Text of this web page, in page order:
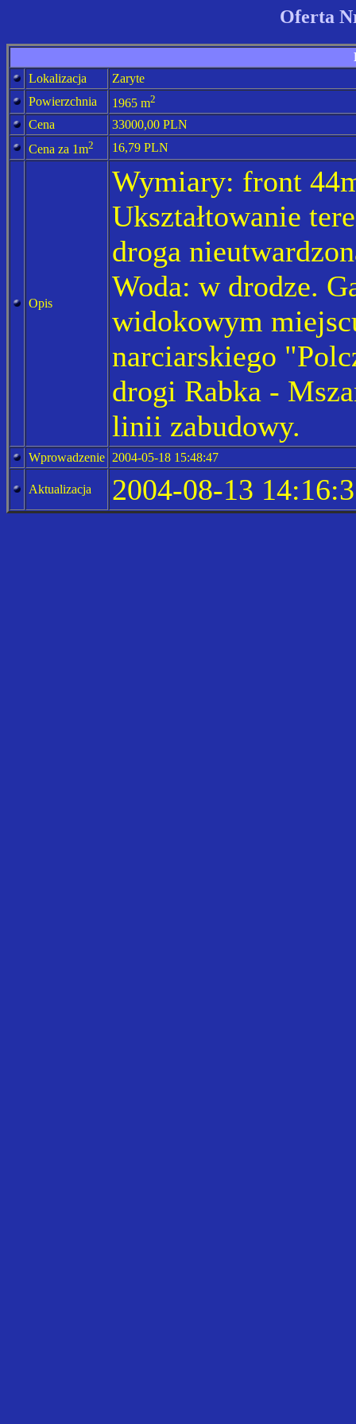
Oferta
Lokalizacja
Zaryte
Powierzchnia
1965 m2
Cena 33000,00 PLN
Cena za 1m2 16,79 PLN
Opis
Wymiary: front
Ukształtowanie
droga
Woda: w drodze.
widokowym
narciarskiego
drogi Rabka -
linii zabudowy.
Wprowadzenie 2004-05-18 15:48:47
Aktualizacja 2004-08-13